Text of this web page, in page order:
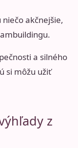
akčnejšie,
a silného
si môžu užiť
z